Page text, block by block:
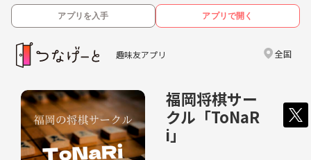
アプリを入手 アプリで開く
趣味友アプリ 全国
福岡将棋サー
クル「ToNaR
i」